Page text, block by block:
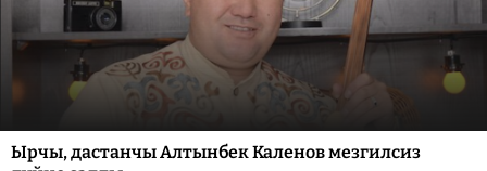
Ырчы, дастанчы Алтынбек Каленов мезгилсиз